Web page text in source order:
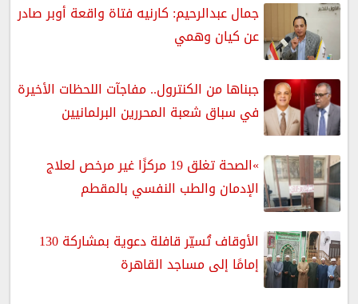
جمال عبدالرحيم: كارنيه فتاة واقعة أوبر صادر
عن كيان وهمي
جبناها من الكنترول.. مفاجآت اللحظات الأخيرة
في سباق شعبة المحررين البرلمانيين
»الصحة تغلق 19 مركزًا غير مرخص لعلاج
الإدمان والطب النفسي بالمقطم
الأوقاف تُسيّر قافلة دعوية بمشاركة 130
إمامًا إلى مساجد القاهرة